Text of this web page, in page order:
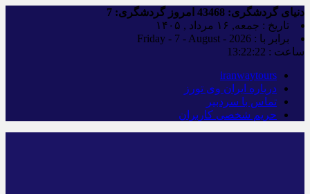
دنیای گردشگری: امروز گردشگری:
تاریخ : جمعه, ۱۶ مرداد , ۱۴۰۵
برابر با : Friday - 7 - August - 2026
ساعت : 13:22:23
iranwaytours
درباره ایران وی تورز
تماس با سردبیر
حریم شخصی کاربران